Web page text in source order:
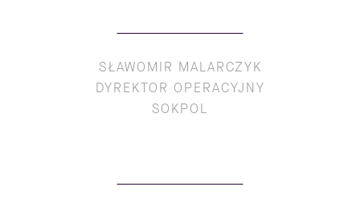
SŁAWOMIR MALARCZYK
DYREKTOR OPERACYJNY
SOKPOL